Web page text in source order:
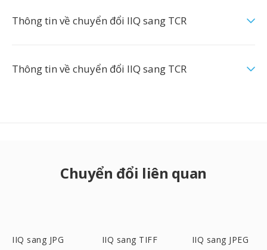
Thông tin về chuyển đổi IIQ sang TCR
Thông tin về chuyển đổi IIQ sang TCR
Chuyển đổi liên quan
IIQ sang JPG IIQ sang TIFF IIQ sang JPEG